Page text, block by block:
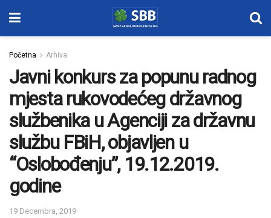
Početna Arhiva
Javni konkurs za popunu radnog
mjesta rukovodećeg državnog
službenika u Agenciji za državnu
službu FBiH, objavljen u
“Oslobođenju”, 19.12.2019.
godine
19 Decembra, 2019